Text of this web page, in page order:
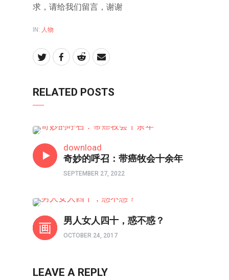
求，请给我们留言，谢谢
IN: 人物
RELATED POSTS
download
奇妙的呼召：带癌牧会十余年
SEPTEMBER 27, 2022
男人女人四十，惑不惑？
OCTOBER 24, 2017
LEAVE A REPLY